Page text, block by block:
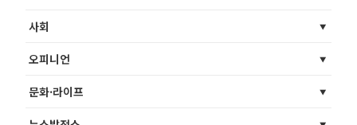
사회
오피니언
문화·라이프